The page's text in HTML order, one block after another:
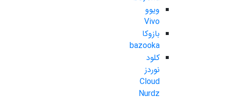
ویوو
Vivo
بازوکا
bazooka
کلود
نوردز
Cloud
Nurdz